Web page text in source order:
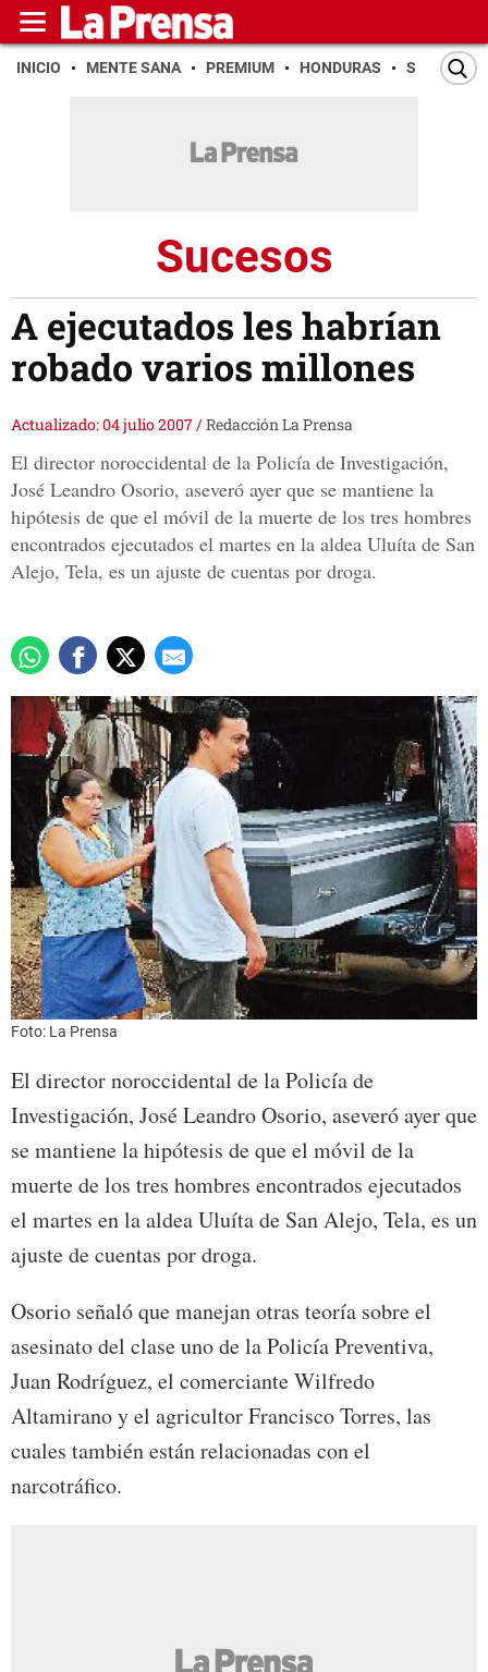
INICIO MENTE SANA PREMIUM HONDURAS SAN PEDRO
Sucesos
A ejecutados les habrían
robado varios millones
Actualizado: 04 julio 2007/Redacción La Prensa
El director noroccidental de la Policía de Investigación,
José Leandro Osorio, aseveró ayer que se mantiene la
hipótesis de que el móvil de la muerte de los tres hombres
encontrados ejecutados el martes en la aldea Uluíta de San
Alejo, Tela, es un ajuste de cuentas por droga.
Foto: La Prensa
El director noroccidental de la Policía de
Investigación, José Leandro Osorio, aseveró ayer que
se mantiene la hipótesis de que el móvil de la
muerte de los tres hombres encontrados ejecutados
el martes en la aldea Uluíta de San Alejo, Tela, es un
ajuste de cuentas por droga.
Osorio señaló que manejan otras teoría sobre el
asesinato del clase uno de la Policía Preventiva,
Juan Rodríguez, el comerciante Wilfredo
Altamirano y el agricultor Francisco Torres, las
cuales también están relacionadas con el
narcotráfico.